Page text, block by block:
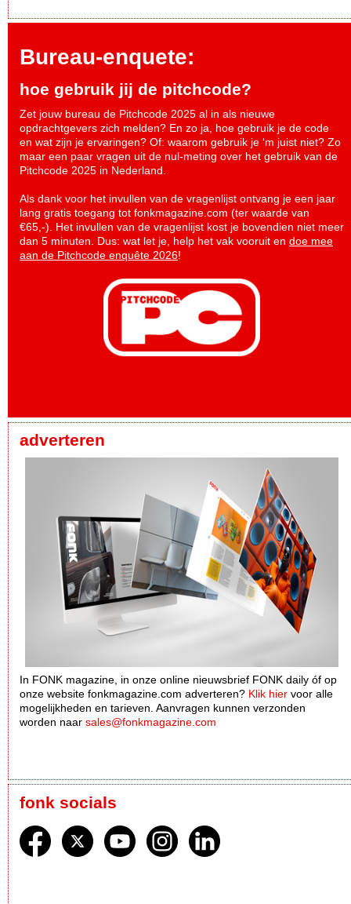
Bureau-enquete:
hoe gebruik jij de pitchcode?
Zet jouw bureau de Pitchcode 2025 al in als nieuwe
opdrachtgevers zich melden? En zo ja, hoe gebruik je de code
en wat zijn je ervaringen? Of: waarom gebruik je ‘m juist niet? Zo
maar een paar vragen uit de nul-meting over het gebruik van de
Pitchcode 2025 in Nederland.
Als dank voor het invullen van de vragenlijst ontvang je een jaar
lang gratis toegang tot fonkmagazine.com (ter waarde van
€65,-). Het invullen van de vragenlijst kost je bovendien niet meer
dan 5 minuten. Dus: wat let je, help het vak vooruit en doe mee
aan de Pitchcode enquête 2026!
adverteren
In FONK magazine, in onze online nieuwsbrief FONK daily óf op
onze website fonkmagazine.com adverteren? Klik hier voor alle
mogelijkheden en tarieven. Aanvragen kunnen verzonden
worden naar sales@fonkmagazine.com
fonk socials